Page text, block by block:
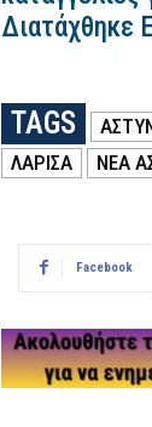
Διατάχθηκε
TAGS
ΛΑΡΙΣΑ
ΝΕΑ
Facebook